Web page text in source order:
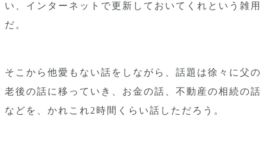
い、インターネットで更新しておいてくれという雑用
だ。
そこから他愛もない話をしながら、話題は徐々に父の
老後の話に移っていき、お金の話、不動産の相続の話
などを、かれこれ2時間くらい話しただろう。